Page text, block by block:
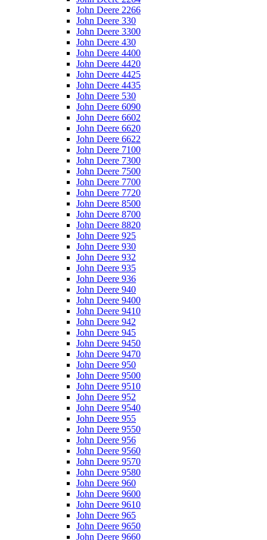
John Deere 2266
John Deere 330
John Deere 3300
John Deere 430
John Deere 4400
John Deere 4420
John Deere 4425
John Deere 4435
John Deere 530
John Deere 6090
John Deere 6602
John Deere 6620
John Deere 6622
John Deere 7100
John Deere 7300
John Deere 7500
John Deere 7700
John Deere 7720
John Deere 8500
John Deere 8700
John Deere 8820
John Deere 925
John Deere 930
John Deere 932
John Deere 935
John Deere 936
John Deere 940
John Deere 9400
John Deere 9410
John Deere 942
John Deere 945
John Deere 9450
John Deere 9470
John Deere 950
John Deere 9500
John Deere 9510
John Deere 952
John Deere 9540
John Deere 955
John Deere 9550
John Deere 956
John Deere 9560
John Deere 9570
John Deere 9580
John Deere 960
John Deere 9600
John Deere 9610
John Deere 965
John Deere 9650
John Deere 9660